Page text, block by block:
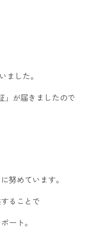
ました。
」が届きましたので
努めています。
ることで
ート。